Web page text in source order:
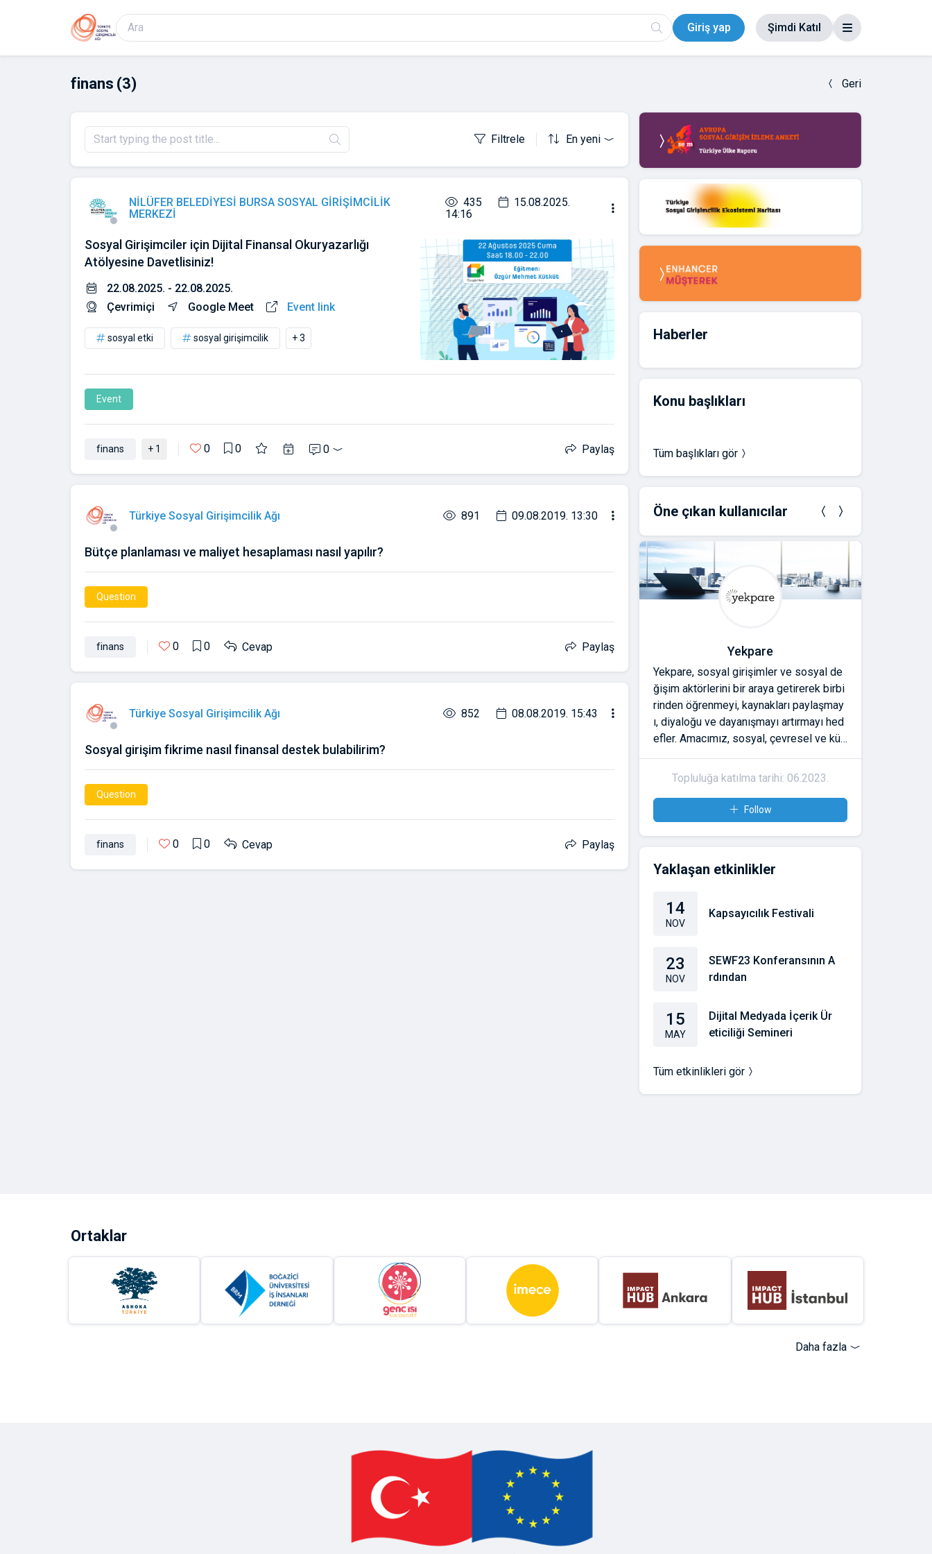
Giriş yap Şimdi Katıl
finans (3) Geri
Filtrele En yeni
NİLÜFER BELEDİYESİ BURSA SOSYAL GİRİŞİMCİLİK
MERKEZİ
435
15.08.2025.
14:16
Sosyal Girişimciler için Dijital Finansal Okuryazarlığı
Atölyesine Davetlisiniz!
22.08.2025. - 22.08.2025.
Çevrimiçi
Google Meet Event link
sosyal etki sosyal girişimcilik + 3
Event
finans + 1 0 0 0 Paylaş
Türkiye Sosyal Girişimcilik Ağı 891 09.08.2019. 13:30
Bütçe planlaması ve maliyet hesaplaması nasıl yapılır?
Question
finans 0 0 Cevap Paylaş
Türkiye Sosyal Girişimcilik Ağı 852 08.08.2019. 15:43
Sosyal girişim fikrime nasıl finansal destek bulabilirim?
Question
finans 0 0 Cevap Paylaş
Haberler
Konu başlıkları
Tüm başlıkları gör
Öne çıkan kullanıcılar
Yekpare
Yekpare, sosyal girişimler ve sosyal de
ğişim aktörlerini bir araya getirerek birbi
rinden öğrenmeyi, kaynakları paylaşmay
ı, diyaloğu ve dayanışmayı artırmayı hed
efler. Amacımız, sosyal, çevresel ve kült
ürel meseleler için çalışanların güvene d
ayalı ilişkiler kurmasını ve etkilerini büyü
tmesini desteklemektir. Yekpare'ye katıl
dığınızda;
* Atölyeler ve buluşmalarla bağlarınızı g
üçlendirme,
* Ulusal ve uluslararası ağlarda görünür
Topluluğa katılma tarihi: 06.2023.
Follow
Yaklaşan etkinlikler
14
NOV
Kapsayıcılık Festivali
23
NOV
SEWF23 Konferansının A
rdından
15
MAY
Dijital Medyada İçerik Ür
eticiliği Semineri
Tüm etkinlikleri gör
Ortaklar
Daha fazla